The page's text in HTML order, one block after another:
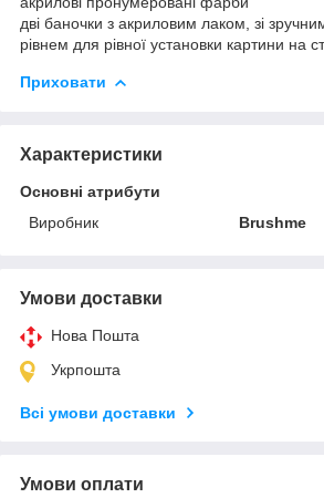
дві баночки з акриловим лаком, зі
рівнем для рівної установки картини на
Приховати
Характеристики
Основні атрибути
Виробник
Brushme
Умови доставки
Нова Пошта
Укрпошта
Всі умови доставки
Умови оплати